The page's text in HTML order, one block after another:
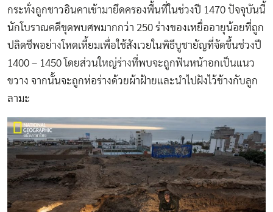
กระทั่งถูกชาวอินคาเข้ามายึดครองพื้นที่ในช่วงปี 1470 ปัจจุบันนี้
นักโบราณคดีขุดพบศพมากกว่า 250 ร่างของเหยื่ออายุน้อยที่ถูก
ปลิดชีพอย่างโหดเหี้ยมเพื่อใช้สังเวยในพิธีบูชายัญที่จัดขึ้นช่วงปี
1400 – 1450 โดยส่วนใหญ่ร่างที่พบจะถูกฟันหน้าอกเป็นแนว
ขวาง จากนั้นจะถูกห่อร่างด้วยผ้าฝ้ายและนำไปฝังไว้ข้างกับลูก
ลามะ